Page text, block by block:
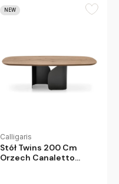
NEW
Calligaris
Stół Twins 200 Cm
Orzech Canaletto